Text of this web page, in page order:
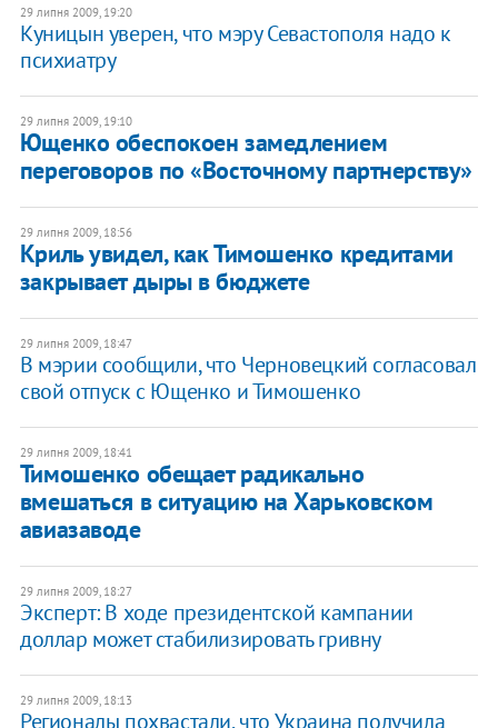
29 липня 2009, 19:20
Куницын уверен, что мэру Севастополя надо к
психиатру
29 липня 2009, 19:10
Ющенко обеспокоен замедлением
переговоров по «Восточному партнерству»
29 липня 2009, 18:56
Криль увидел, как Тимошенко кредитами
закрывает дыры в бюджете
29 липня 2009, 18:47
В мэрии сообщили, что Черновецкий согласовал
свой отпуск с Ющенко и Тимошенко
29 липня 2009, 18:41
Тимошенко обещает радикально
вмешаться в ситуацию на Харьковском
авиазаводе
29 липня 2009, 18:27
Эксперт: В ходе президентской кампании
доллар может стабилизировать гривну
29 липня 2009, 18:13
Регионалы похвастали, что Украина получила